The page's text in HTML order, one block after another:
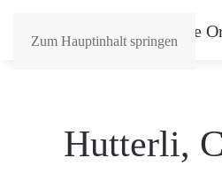
Zum Hauptinhalt springen
Hutterli,